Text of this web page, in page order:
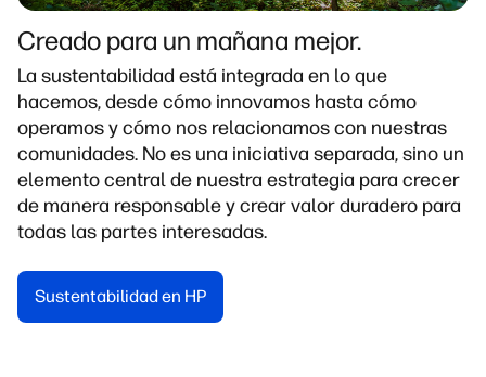
Creado para un mañana mejor.
La sustentabilidad está integrada en lo que
hacemos, desde cómo innovamos hasta cómo
operamos y cómo nos relacionamos con nuestras
comunidades. No es una iniciativa separada, sino un
elemento central de nuestra estrategia para crecer
de manera responsable y crear valor duradero para
todas las partes interesadas.
Sustentabilidad en HP